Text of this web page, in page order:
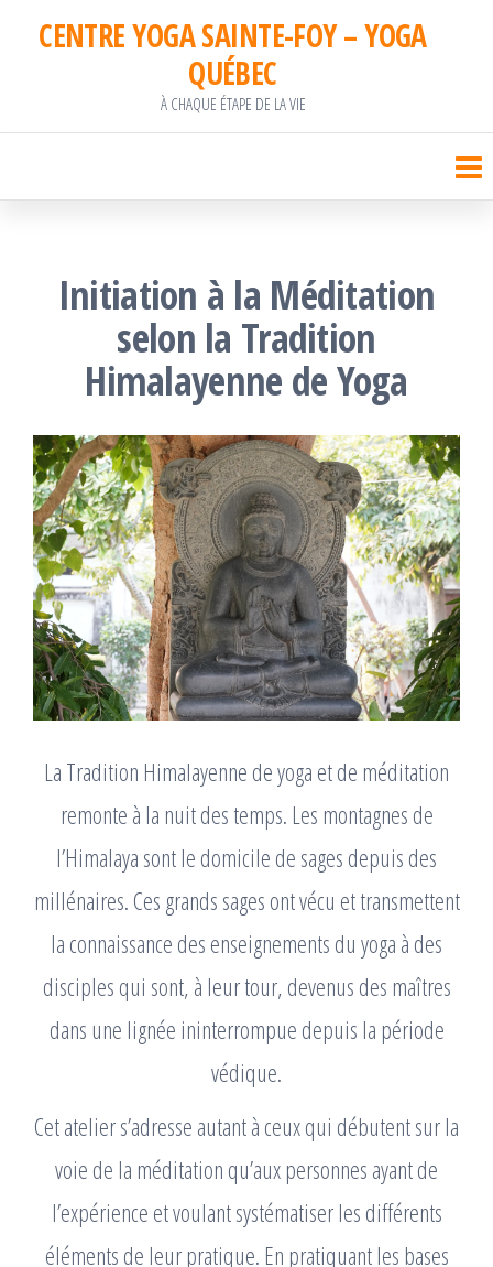
PasserCENTRE YOGA SAINTE-FOY – YOGA
QUÉBEC
À CHAQUE ÉTAPE DE LA VIE
Initiation à la Méditation
selon la Tradition
Himalayenne de Yoga
La Tradition Himalayenne de yoga et de méditation
remonte à la nuit des temps. Les montagnes de
l’Himalaya sont le domicile de sages depuis des
millénaires. Ces grands sages ont vécu et transmettent
la connaissance des enseignements du yoga à des
disciples qui sont, à leur tour, devenus des maîtres
dans une lignée ininterrompue depuis la période
védique.
Cet atelier s’adresse autant à ceux qui débutent sur la
voie de la méditation qu’aux personnes ayant de
l’expérience et voulant systématiser les différents
éléments de leur pratique. En pratiquant les bases